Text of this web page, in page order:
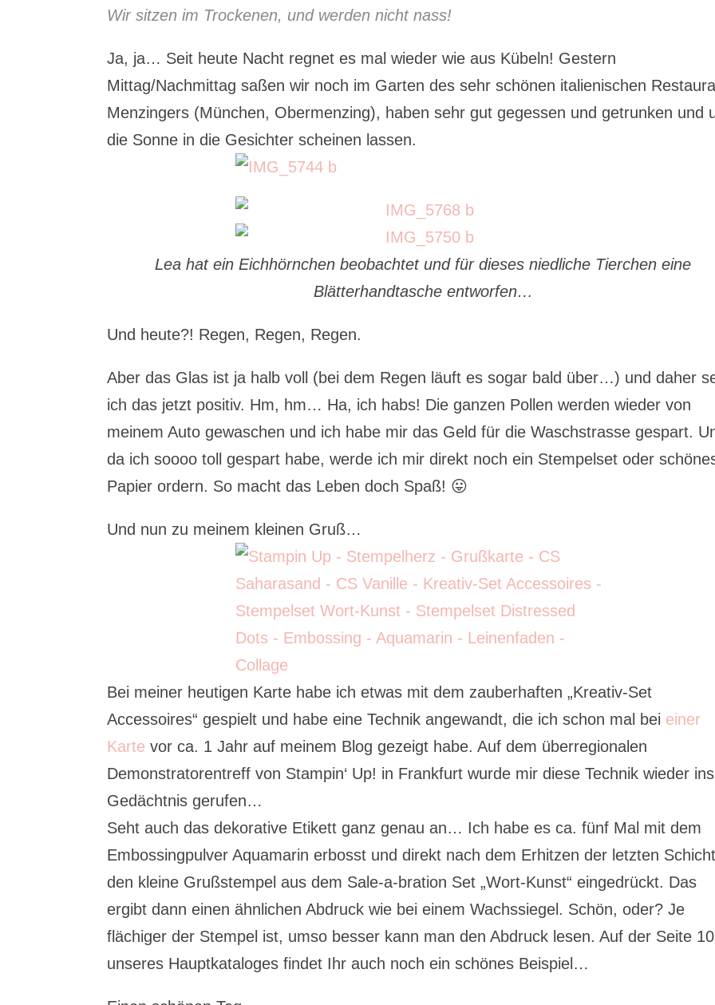
Wir sitzen im Trockenen, und werden nicht nass!
Ja, ja… Seit heute Nacht regnet es mal wieder wie aus Kübeln! Gestern
Mittag/Nachmittag saßen wir noch im Garten des sehr schönen italienischen
Menzingers (München, Obermenzing), haben sehr gut gegessen und getrunken und
die Sonne in die Gesichter scheinen lassen.
Lea hat ein Eichhörnchen beobachtet und für dieses niedliche Tierchen eine
Blätterhandtasche entworfen…
Und heute?! Regen, Regen, Regen.
Aber das Glas ist ja halb voll (bei dem Regen läuft es sogar bald über…) und daher
ich das jetzt positiv. Hm, hm… Ha, ich habs! Die ganzen Pollen werden wieder von
meinem Auto gewaschen und ich habe mir das Geld für die Waschstrasse gespart.
da ich soooo toll gespart habe, werde ich mir direkt noch ein Stempelset oder
Papier ordern. So macht das Leben doch Spaß! 😛
Und nun zu meinem kleinen Gruß…
Bei meiner heutigen Karte habe ich etwas mit dem zauberhaften „Kreativ-Set
Accessoires“ gespielt und habe eine Technik angewandt, die ich schon mal bei einer
Karte vor ca. 1 Jahr auf meinem Blog gezeigt habe. Auf dem überregionalen
Demonstratorentreff von Stampin‘ Up! in Frankfurt wurde mir diese Technik wieder ins
Gedächtnis gerufen…
Seht auch das dekorative Etikett ganz genau an… Ich habe es ca. fünf Mal mit dem
Embossingpulver Aquamarin erbosst und direkt nach dem Erhitzen der letzten
den kleine Grußstempel aus dem Sale-a-bration Set „Wort-Kunst“ eingedrückt. Das
ergibt dann einen ähnlichen Abdruck wie bei einem Wachssiegel. Schön, oder? Je
flächiger der Stempel ist, umso besser kann man den Abdruck lesen. Auf der Seite
unseres Hauptkataloges findet Ihr auch noch ein schönes Beispiel…